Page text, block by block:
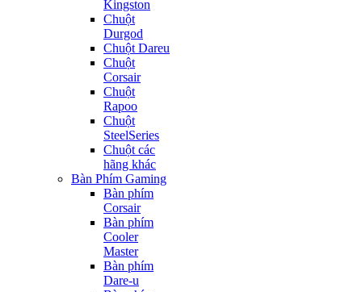
Kingston
Chuột
Durgod
Chuột Dareu
Chuột
Corsair
Chuột
Rapoo
Chuột
SteelSeries
Chuột các
hãng khác
Bàn Phím Gaming
Bàn phím
Corsair
Bàn phím
Cooler
Master
Bàn phím
Dare-u